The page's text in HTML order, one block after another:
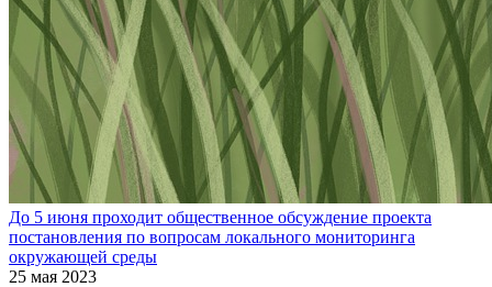
До 5 июня проходит общественное обсуждение проекта
постановления по вопросам локального мониторинга
окружающей среды
25 мая 2023